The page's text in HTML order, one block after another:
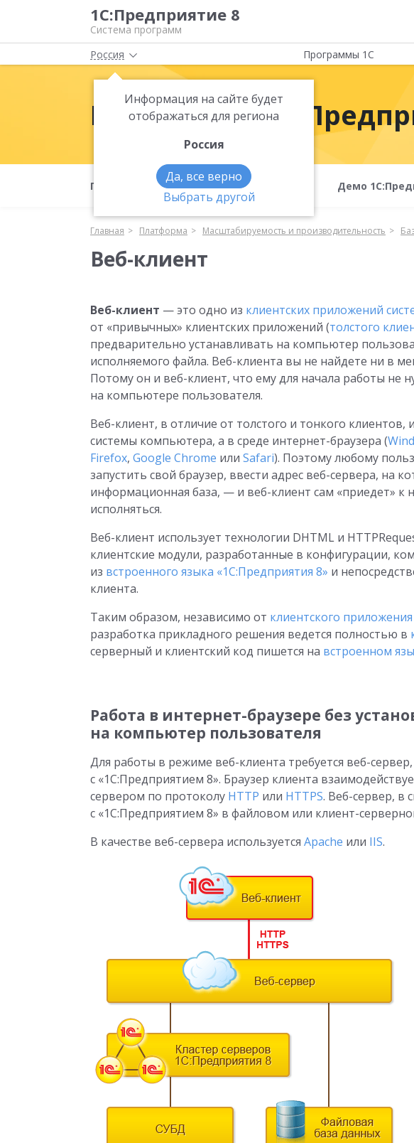
1С:Предприятие 8
Система программ
Россия
Информация на сайте будет
отображаться для региона
Россия
Да, все верно
Выбрать другой
Программы 1С
Платформа
Полезные материалы Что нового Демо
Главная Платформа Масштабируемость и производительность
Веб-клиент
Веб-клиент — это одно из клиентских приложений
от «привычных» клиентских приложений (толстого
предварительно устанавливать на компьютер
исполняемого файла. Веб-клиента вы не найдете ни в
Потому он и веб-клиент, что ему для начала работы не
на компьютере пользователя.
Веб-клиент, в отличие от толстого и тонкого клиентов,
системы компьютера, а в среде интернет-браузера (
Firefox, Google Chrome или Safari). Поэтому любому
запустить свой браузер, ввести адрес веб-сервера, на
информационная база, — и веб-клиент сам «приедет» к
исполняться.
Веб-клиент использует технологии DHTML и
клиентские модули, разработанные в конфигурации,
из встроенного языка «1С:Предприятия 8» и
клиента.
Таким образом, независимо от клиентского приложения
разработка прикладного решения ведется полностью в
серверный и клиентский код пишется на встроенном
Работа в интернет-браузере без
на компьютер пользователя
Для работы в режиме веб-клиента требуется веб-
с «1С:Предприятием 8». Браузер клиента
сервером по протоколу HTTP или HTTPS. Веб-сервер, в
с «1С:Предприятием 8» в файловом или клиент-
В качестве веб-сервера используется Apache или IIS.